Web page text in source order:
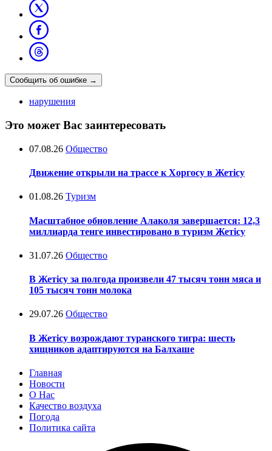
Сообщить об ошибке →
нарушения
Это может Вас заинтересовать
07.08.26 Общество
Движение открыли на трассе к Хоргосу в Жетісу
01.08.26 Туризм
Масштабное обновление Алаколя завершается: 12,3
миллиарда тенге инвестировано в туризм Жетісу
31.07.26 Общество
В Жетісу за полгода произвели 47 тысяч тонн мяса и
105 тысяч тонн молока
29.07.26 Общество
В Жетісу возрождают туранского тигра: шесть
хищников адаптируются на Балхаше
Главная
Новости
О Нас
Качество воздуха
Погода
Политика сайта